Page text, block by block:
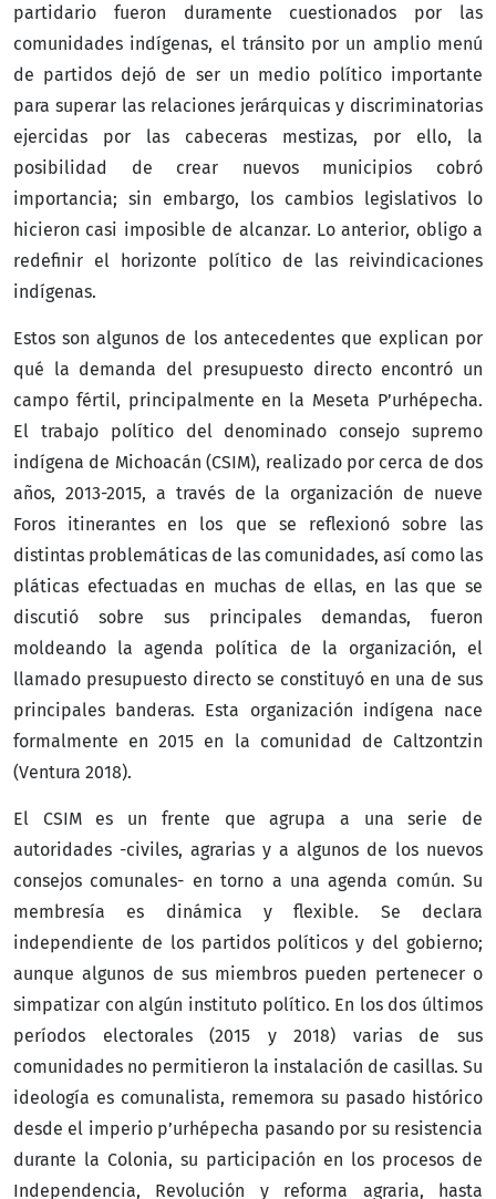
partidario fueron duramente cuestionados por las
comunidades indígenas, el tránsito por un amplio menú
de partidos dejó de ser un medio político importante
para superar las relaciones jerárquicas y discriminatorias
ejercidas por las cabeceras mestizas, por ello, la
posibilidad de crear nuevos municipios cobró
importancia; sin embargo, los cambios legislativos lo
hicieron casi imposible de alcanzar. Lo anterior, obligo a
redefinir el horizonte político de las reivindicaciones
indígenas.
Estos son algunos de los antecedentes que explican por
qué la demanda del presupuesto directo encontró un
campo fértil, principalmente en la Meseta P’urhépecha.
El trabajo político del denominado consejo supremo
indígena de Michoacán (CSIM), realizado por cerca de dos
años, 2013-2015, a través de la organización de nueve
Foros itinerantes en los que se reflexionó sobre las
distintas problemáticas de las comunidades, así como las
pláticas efectuadas en muchas de ellas, en las que se
discutió sobre sus principales demandas, fueron
moldeando la agenda política de la organización, el
llamado presupuesto directo se constituyó en una de sus
principales banderas. Esta organización indígena nace
formalmente en 2015 en la comunidad de Caltzontzin
(Ventura 2018).
El CSIM es un frente que agrupa a una serie de
autoridades -civiles, agrarias y a algunos de los nuevos
consejos comunales- en torno a una agenda común. Su
membresía es dinámica y flexible. Se declara
independiente de los partidos políticos y del gobierno;
aunque algunos de sus miembros pueden pertenecer o
simpatizar con algún instituto político. En los dos últimos
períodos electorales (2015 y 2018) varias de sus
comunidades no permitieron la instalación de casillas. Su
ideología es comunalista, rememora su pasado histórico
desde el imperio p’urhépecha pasando por su resistencia
durante la Colonia, su participación en los procesos de
Independencia, Revolución y reforma agraria, hasta